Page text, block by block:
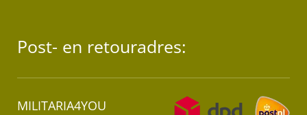
Post- en retouradres:
MILITARIA4YOU